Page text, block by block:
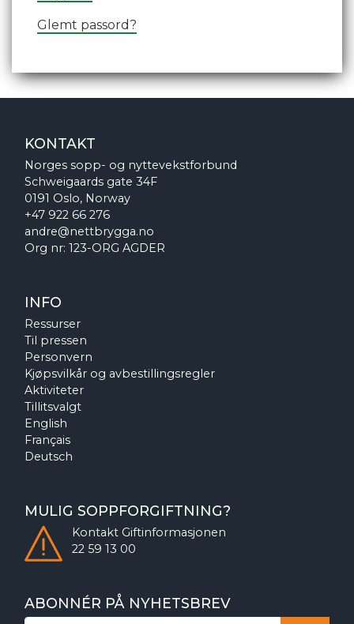
Glemt passord?
KONTAKT
Norges sopp- og nyttevekstforbund
Schweigaards gate 34F
0191 Oslo, Norway
+47 922 66 276
andre@nettbrygga.no
Org nr: 123-ORG AGDER
INFO
Ressurser
Til pressen
Personvern
Kjøpsvilkår og avbestillingsregler
Aktiviteter
Tillitsvalgt
English
Français
Deutsch
MULIG SOPPFORGIFTNING?
Kontakt Giftinformasjonen
22 59 13 00
ABONNÉR PÅ NYHETSBREV